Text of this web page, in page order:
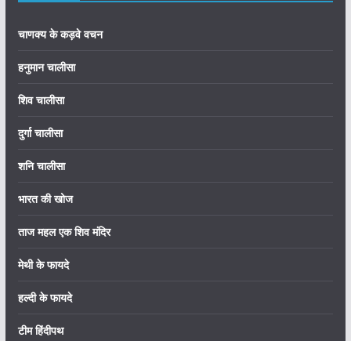
चाणक्य के कड़वे वचन
हनुमान चालीसा
शिव चालीसा
दुर्गा चालीसा
शनि चालीसा
भारत की खोज
ताज महल एक शिव मंदिर
मेथी के फायदे
हल्दी के फायदे
टीम हिंदीपथ